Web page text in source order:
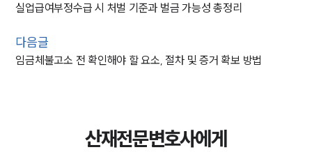
실업급여부정수급 시 처벌 기준과 벌금 가능성 총정리
다음글
임금체불고소 전 확인해야 할 요소, 절차 및 증거 확보 방법
산재전문변호사에게